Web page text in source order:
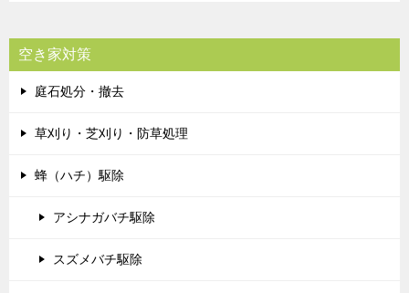
空き家対策
庭石処分・撤去
草刈り・芝刈り・防草処理
蜂（ハチ）駆除
アシナガバチ駆除
スズメバチ駆除